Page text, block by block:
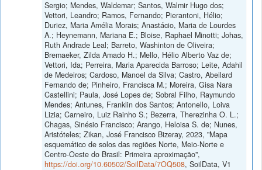
Sergio; Mendes, Waldemar; Santos, Walmir Hugo dos;
Vettori, Leandro; Ramos, Fernando; Pierantoni, Hélio;
Duriez, Maria Amélia Morais; Anastácio, Maria de Lourdes
A.; Heynemann, Mariana E.; Bloise, Raphael Minotti; Johas,
Ruth Andrade Leal; Barreto, Washinton de Oliveira;
Bremaeker, Zilda Amado H.; Mello, Hélio Alberto Vaz de;
Vettori, Ida; Perreira, Maria Aparecida Barroso; Leite, Adahil
de Medeiros; Cardoso, Manoel da Silva; Castro, Abeilard
Fernando de; Pinheiro, Francisca M.; Moreira, Gisa Nara
Castellini; Paula, José Lopes de; Sobral Filho, Raymundo
Mendes; Antunes, Franklin dos Santos; Antonello, Loiva
Lizia; Carneiro, Luiz Rainho S.; Bezerra, Therezinha O. L.;
Chagas, Sinésio Francisco; Arango, Heloisa S. de; Nunes,
Aristóteles; Zikan, José Francisco Bizeray, 2023, "Mapa
esquemático de solos das regiões Norte, Meio-Norte e
Centro-Oeste do Brasil: Primeira aproximação",
https://doi.org/10.60502/SoilData/7OQ508, SoilData, V1